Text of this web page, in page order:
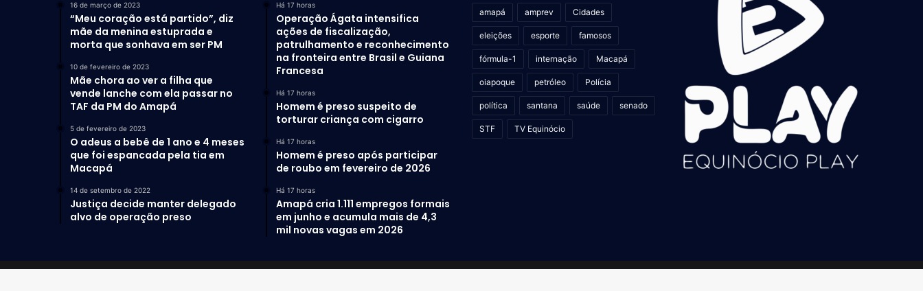
16 de março de 2023
“Meu coração está partido”, diz
mãe da menina estuprada e
morta que sonhava em ser PM
10 de fevereiro de 2023
Mãe chora ao ver a filha que
vende lanche com ela passar no
TAF da PM do Amapá
5 de fevereiro de 2023
O adeus a bebê de 1 ano e 4 meses
que foi espancada pela tia em
Macapá
14 de setembro de 2022
Justiça decide manter delegado
alvo de operação preso
Há 17 horas
Operação Ágata intensifica
ações de fiscalização,
patrulhamento e reconhecimento
na fronteira entre Brasil e Guiana
Francesa
Há 17 horas
Homem é preso suspeito de
torturar criança com cigarro
Há 17 horas
Homem é preso após participar
de roubo em fevereiro de 2026
Há 17 horas
Amapá cria 1.111 empregos formais
em junho e acumula mais de 4,3
mil novas vagas em 2026
amapá amprev Cidades
eleições esporte famosos
fórmula-1 internação Macapá
oiapoque petróleo Polícia
política santana saúde senado
STF TV Equinócio